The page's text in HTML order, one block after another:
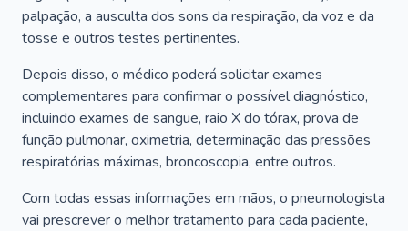
palpação, a ausculta dos sons da respiração, da voz e da
tosse e outros testes pertinentes.
Depois disso, o médico poderá solicitar exames
complementares para confirmar o possível diagnóstico,
incluindo exames de sangue, raio X do tórax, prova de
função pulmonar, oximetria, determinação das pressões
respiratórias máximas, broncoscopia, entre outros.
Com todas essas informações em mãos, o pneumologista
vai prescrever o melhor tratamento para cada paciente,